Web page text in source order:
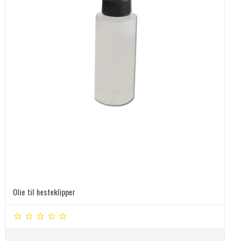
Olie til hesteklipper